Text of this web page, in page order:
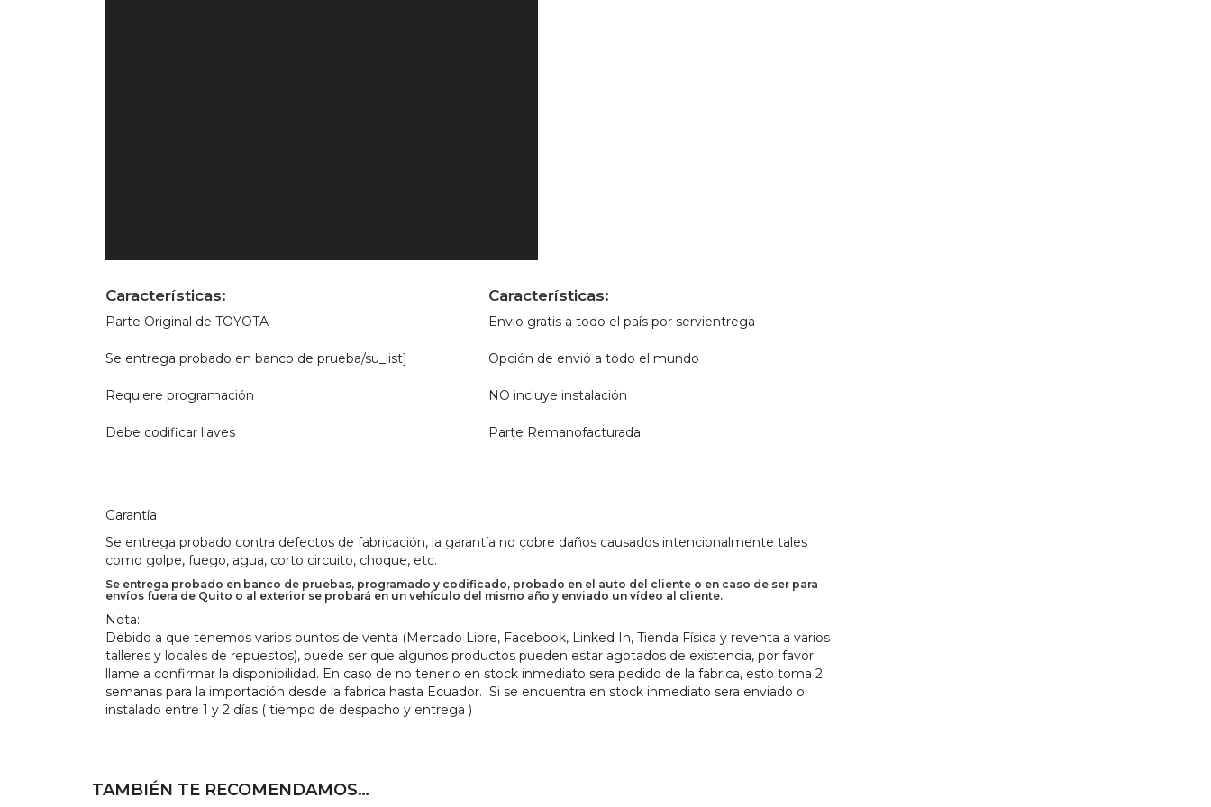
Características:
Parte Original de TOYOTA
Se entrega probado en banco de prueba/su_list]
Requiere programación
Debe codificar llaves
Características:
Envio gratis a todo el país por servientrega
Opción de envió a todo el mundo
NO incluye instalación
Parte Remanofacturada
Garantía
Se entrega probado contra defectos de fabricación, la garantía no cobre daños causados intencionalmente tales
como golpe, fuego, agua, corto circuito, choque, etc.
Se entrega probado en banco de pruebas, programado y codificado, probado en el auto del cliente o en caso de ser para
envíos fuera de Quito o al exterior se probará en un vehículo del mismo año y enviado un vídeo al cliente.
Nota:
Debido a que tenemos varios puntos de venta (Mercado Libre, Facebook, Linked In, Tienda Física y reventa a varios
talleres y locales de repuestos), puede ser que algunos productos pueden estar agotados de existencia, por favor
llame a confirmar la disponibilidad. En caso de no tenerlo en stock inmediato sera pedido de la fabrica, esto toma 2
semanas para la importación desde la fabrica hasta Ecuador. Si se encuentra en stock inmediato sera enviado o
instalado entre 1 y 2 días ( tiempo de despacho y entrega )
TAMBIÉN TE RECOMENDAMOS…